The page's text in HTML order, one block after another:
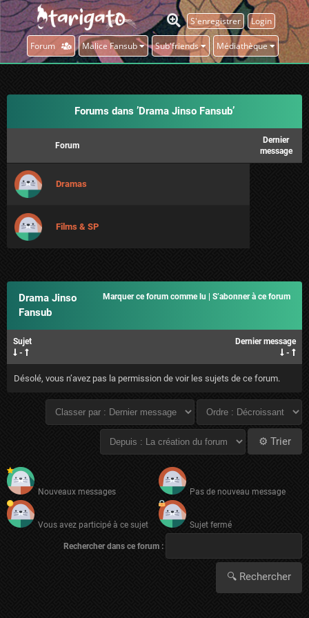
S'enregistrer Login
Forum Malice Fansub Sub'friends Médiathèque
Forums dans ’Drama Jinso Fansub’
Forum
Dernier
message
Dramas
Films & SP
Marquer ce forum comme lu S’abonner à ce forum
Drama Jinso
Fansub
Sujet
-
Dernier message
-
Désolé, vous n’avez pas la permission de voir les sujets de ce forum.
Nouveaux messages
Vous avez participé à ce sujet
Pas de nouveau message
Sujet fermé
Rechercher dans ce forum :